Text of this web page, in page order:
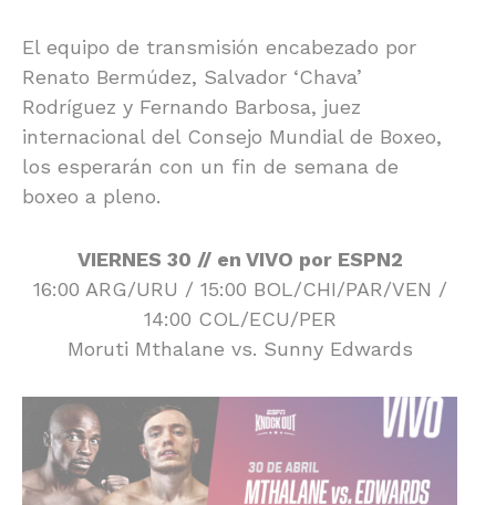
El equipo de transmisión encabezado por
Renato Bermúdez, Salvador ‘Chava’
Rodríguez y Fernando Barbosa, juez
internacional del Consejo Mundial de Boxeo,
los esperarán con un fin de semana de
boxeo a pleno.
VIERNES 30 // en VIVO por ESPN2
16:00 ARG/URU / 15:00 BOL/CHI/PAR/VEN /
14:00 COL/ECU/PER
Moruti Mthalane vs. Sunny Edwards